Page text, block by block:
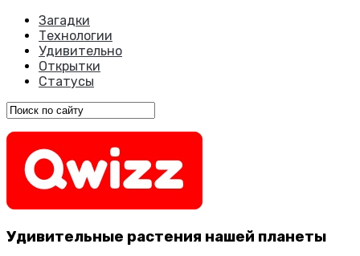
Загадки
Технологии
Удивительно
Открытки
Статусы
Удивительные растения нашей планеты